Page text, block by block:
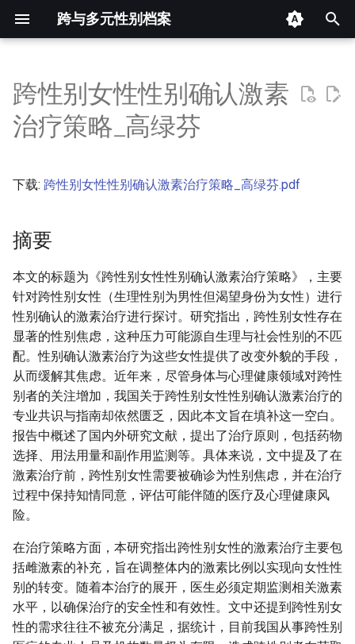
跨与多元性别档案
入
以
开
摘要
跨性别女性性别确认激素
治疗策略_高绿芬
下载: 跨性别女性性别确认激素治疗策略_高绿芬.pdf
摘要
本文的标题为《跨性别女性性别确认激素治疗策略》，主要
针对跨性别女性（生理性别为男性但渴望身份为女性）进行
性别确认的激素治疗进行探讨。研究指出，跨性别女性存在
显著的性别焦虑，这种压力可能源自生理与社会性别的不匹
配。性别确认激素治疗为这些女性提供了改变外貌的手段，
从而缓解其焦虑。近年来，尽管身体与心理健康领域对跨性
别者的关注增加，我国关于跨性别女性性别确认激素治疗的
专业共识与指南却依然匮乏，因此本文旨在填补这一空白。
报告中概述了国内外研究文献，提出了治疗原则，包括药物
选择、用法用量和副作用监测等。具体来说，文中提及了在
激素治疗前，跨性别女性需要被确诊为性别焦虑，并在治疗
过程中保持知情同意，评估可能伴随的医疗及心理健康风
险。
在治疗策略方面，本研究指出跨性别女性的激素治疗主要包
括雌激素的补充，旨在调整体内的激素比例以实现向女性性
别的转变。随着本治疗的展开，医生必须定期监测相关激素
水平，以确保治疗的安全性和有效性。文中还提到跨性别女
性的需求往往不被充分满足，据统计，目前我国从事跨性别